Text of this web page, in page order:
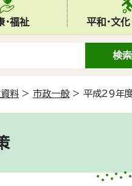
・福祉 平和・文化
料 > 市政一般> 平成29年